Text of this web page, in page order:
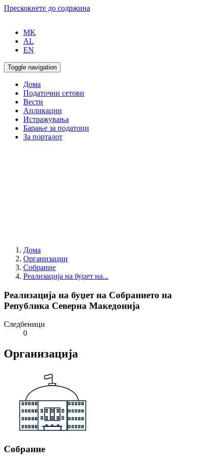
Прескокнете до содржина
MK
AL
EN
Toggle navigation
Дома
Податочни сетови
Вести
Апликации
Истражувања
Барање за податоци
За порталот
Дома
Организации
Собрание
Реализација на буџет на...
Реализација на буџет на Собранието на
Република Северна Македонија
Следбеници
0
Организација
Собрание